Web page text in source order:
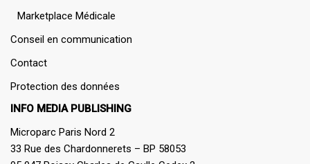
Marketplace Médicale
Conseil en communication
Contact
Protection des données
INFO MEDIA PUBLISHING
Microparc Paris Nord 2
33 Rue des Chardonnerets – BP 58053